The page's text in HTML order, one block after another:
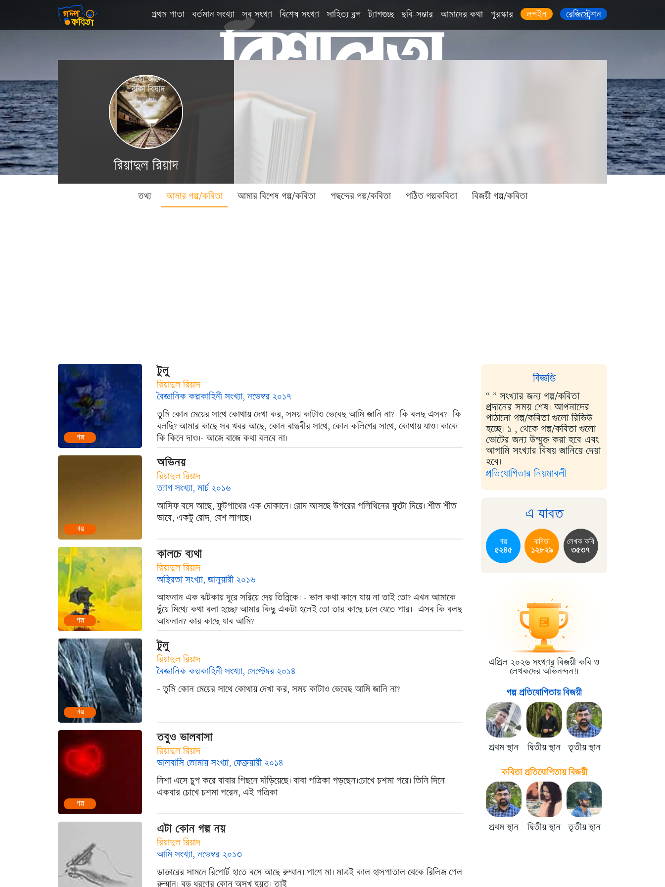
প্রথম পাতা বর্তমান সংখ্যা সব সংখ্যা বিশেষ সংখ্যা সাহিত্য ব্লগ ট্যাগগুচ্ছ ছবি-সম্ভার আমাদের কথা পুরস্কার লগইন রেজিস্ট্রেশন
রিয়াদুল রিয়াদ
তথ্য আমার গল্প/কবিতা আমার বিশেষ গল্প/কবিতা পছন্দের গল্প/কবিতা পঠিত গল্পকবিতা বিজয়ী গল্প/কবিতা
গল্প
টুলু
রিয়াদুল রিয়াদ
বৈজ্ঞানিক কল্পকাহিনী সংখ্যা, নভেম্বর ২০১৭
তুমি কোন মেয়ের সাথে কোথায় দেখা কর, সময় কাটাও ভেবেছ আমি জানি না?- কি বলছ এসব?- কি
বলছি? আমার কাছে সব খবর আছে, কোন বান্ধবীর সাথে, কোন কলিগের সাথে, কোথায় যাও। কাকে
কি কিনে দাও।- আজে বাজে কথা বলবে না।
গল্প
অভিনয়
রিয়াদুল রিয়াদ
ত্যাগ সংখ্যা, মার্চ ২০১৬
আসিফ বসে আছে, ফুটপাথের এক দোকানে। রোদ আসছে উপরের পলিথিনের ফুটো দিয়ে। শীত শীত
ভাবে, একটু রোদ, বেশ লাগছে।
গল্প
কালচে ব্যথা
রিয়াদুল রিয়াদ
অস্থিরতা সংখ্যা, জানুয়ারী ২০১৬
আফনান এক ঝটকায় দূরে সরিয়ে দেয় তিন্নিকে। - ভাল কথা কানে যায় না তাই তো? এখন আমাকে
ছুঁয়ে মিথ্যে কথা বলা হচ্ছে? আমার কিছু একটা হলেই তো তার কাছে চলে যেতে পার।- এসব কি বলছ
আফনান? কার কাছে যাব আমি?
গল্প
টুলু
রিয়াদুল রিয়াদ
বৈজ্ঞানিক কল্পকাহিনী সংখ্যা, সেপ্টেম্বর ২০১৪
- তুমি কোন মেয়ের সাথে কোথায় দেখা কর, সময় কাটাও ভেবেছ আমি জানি না?
গল্প
তবুও ভালবাসা
রিয়াদুল রিয়াদ
ভালবাসি তোমায় সংখ্যা, ফেব্রুয়ারী ২০১৪
নিশা এসে চুপ করে বাবার পিছনে দাঁড়িয়েছে। বাবা পত্রিকা পড়ছেন।চোখে চশমা পরে। তিনি দিনে
একবার চোখে চশমা পরেন, এই পত্রিকা
এটা কোন গল্প নয়
রিয়াদুল রিয়াদ
আমি সংখ্যা, নভেম্বর ২০১৩
ডাক্তারের সামনে রিপোর্ট হাতে বসে আছে রুম্মান। পাশে মা। মাত্রই কাল হাসপাতাল থেকে রিলিজ পেল
রুম্মান। বড় ধরণের কোন অসুখ হয়ত। তাই
বিজ্ঞপ্তি
“ ” সংখ্যার জন্য গল্প/কবিতা
প্রদানের সময় শেষ। আপনাদের
পাঠানো গল্প/কবিতা গুলো রিভিউ
হচ্ছে। ১ , থেকে গল্প/কবিতা গুলো
ভোটের জন্য উন্মুক্ত করা হবে এবং
আগামি সংখ্যার বিষয় জানিয়ে দেয়া
হবে।
প্রতিযোগিতার নিয়মাবলী
এ যাবত
গল্প
৫২৪৫
কবিতা
১২৮২৯
লেখক কবি
৩৫৩৭
এপ্রিল ২০২৬ সংখ্যার বিজয়ী কবি ও
লেখকদের অভিনন্দন!i
গল্প প্রতিযোগিতায় বিজয়ী
প্রথম স্থান দ্বিতীয় স্থান তৃতীয় স্থান
কবিতা প্রতিযোগিতায় বিজয়ী
প্রথম স্থান দ্বিতীয় স্থান তৃতীয় স্থান